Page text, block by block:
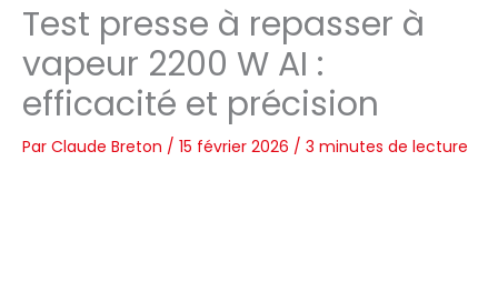
Test presse à repasser à
vapeur 2200 W AI :
efficacité et précision
Par Claude Breton / 15 février 2026 / 3 minutes de lecture